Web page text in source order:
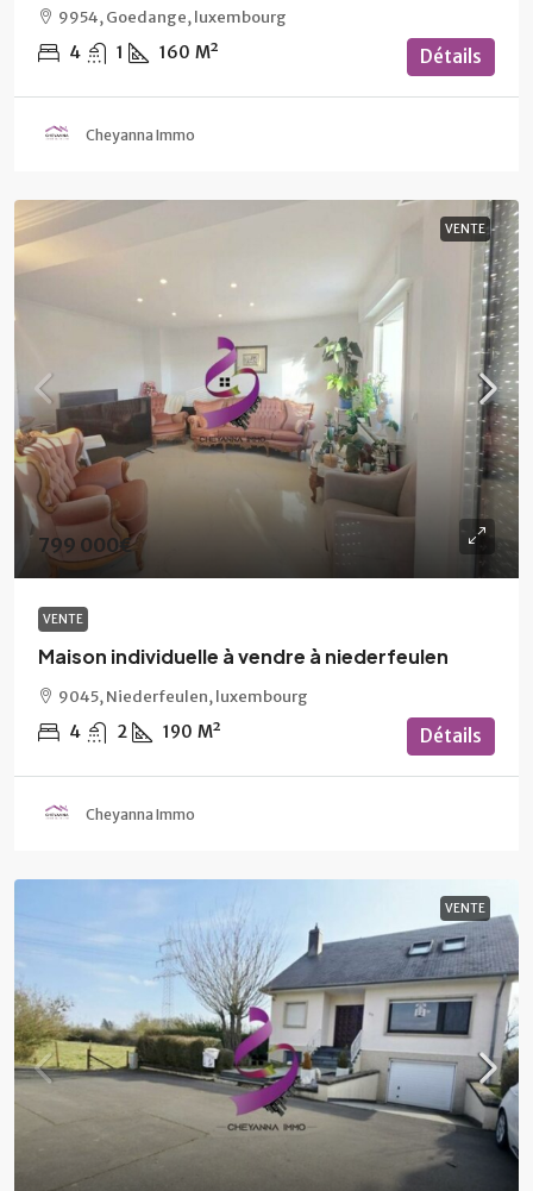
9954, Goedange, luxembourg
4 1 160 M² Détails
Cheyanna Immo
VENTE
799 000€
VENTE
Maison individuelle à vendre à niederfeulen
9045, Niederfeulen, luxembourg
4 2 190 M² Détails
Cheyanna Immo
VENTE